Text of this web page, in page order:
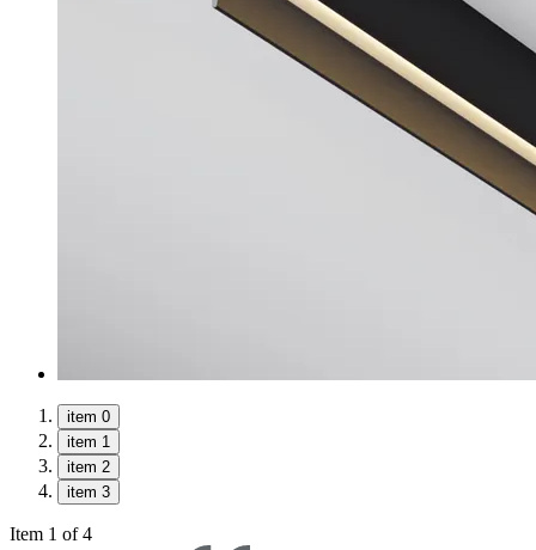
item 0
item 1
item 2
item 3
Item 1 of 4